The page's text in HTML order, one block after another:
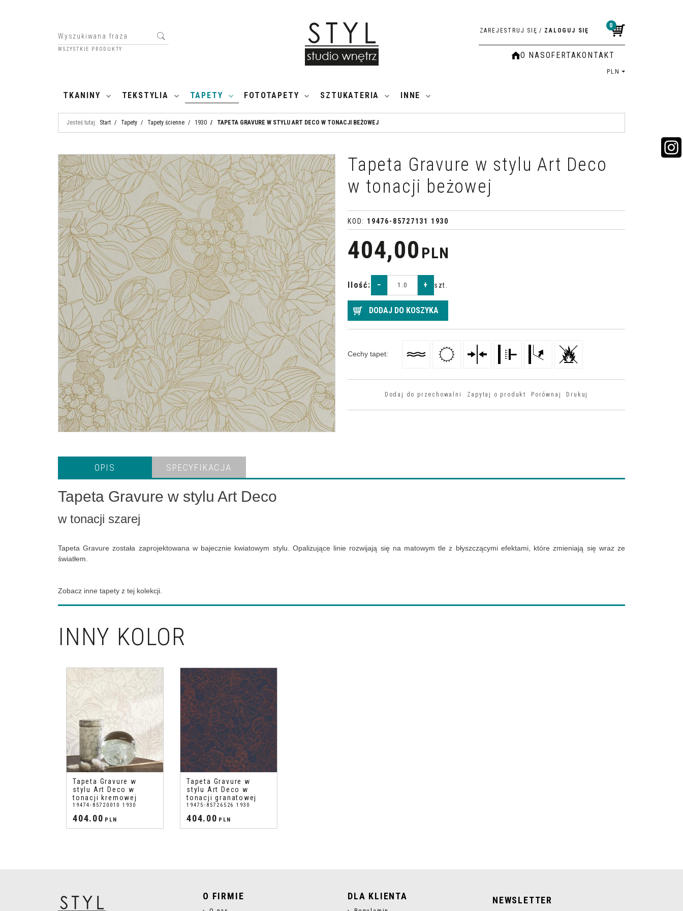
WSZYSTKIE PRODUKTY
0
ZAREJESTRUJ SIĘ / ZALOGUJ SIĘ
O NASOFERTAKONTAKT
PLN
TKANINY TEKSTYLIA TAPETY FOTOTAPETY SZTUKATERIA INNE
Jesteś tutaj: Start / Tapety / Tapety ścienne / 1930 / TAPETA GRAVURE W STYLU ART DECO W TONACJI BEŻOWEJ
Tapeta Gravure w stylu Art Deco
w tonacji beżowej
KOD: 19476-85727131 1930
404,00 PLN
Ilość: − + szt.
DODAJ DO KOSZYKA
Cechy tapet:
Dodaj do przechowalni Zapytaj o produkt Porównaj Drukuj
OPIS SPECYFIKACJA
Tapeta Gravure w stylu Art Deco
w tonacji szarej
Tapeta Gravure została zaprojektowana w bajecznie kwiatowym stylu. Opalizujące linie rozwijają się na matowym tle z błyszczącymi efektami, które zmieniają się wraz ze
światłem.
Zobacz inne tapety z tej kolekcji.
INNY KOLOR
Tapeta Gravure w
stylu Art Deco w
tonacji kremowej
19474-85720010 1930
404.00 PLN
Tapeta Gravure w
stylu Art Deco w
tonacji granatowej
19475-85726526 1930
404.00 PLN
O FIRMIE DLA KLIENTA NEWSLETTER